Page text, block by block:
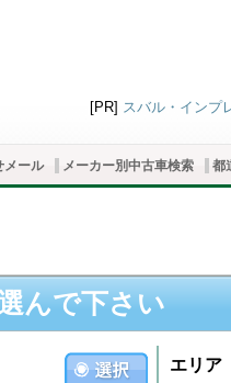
[PR] スバル・インプ
メール メーカー別中古車検索 都
んで下さい
エリア